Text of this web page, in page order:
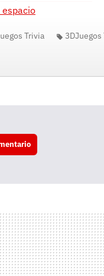
Trivia 3DJuegos